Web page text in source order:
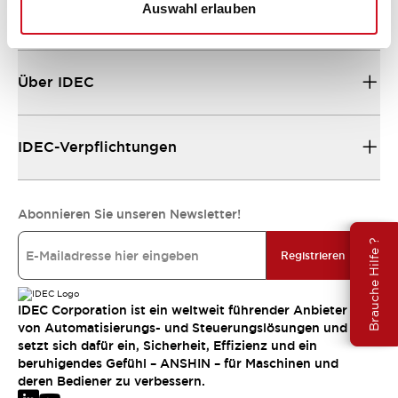
Auswahl erlauben
Brauche Hilfe ?
Ressourcen und Dokumente
Über IDEC
IDEC-Verpflichtungen
Abonnieren Sie unseren Newsletter!
Registrieren
IDEC Corporation ist ein weltweit führender Anbieter
von Automatisierungs- und Steuerungslösungen und
setzt sich dafür ein, Sicherheit, Effizienz und ein
beruhigendes Gefühl – ANSHIN – für Maschinen und
deren Bediener zu verbessern.